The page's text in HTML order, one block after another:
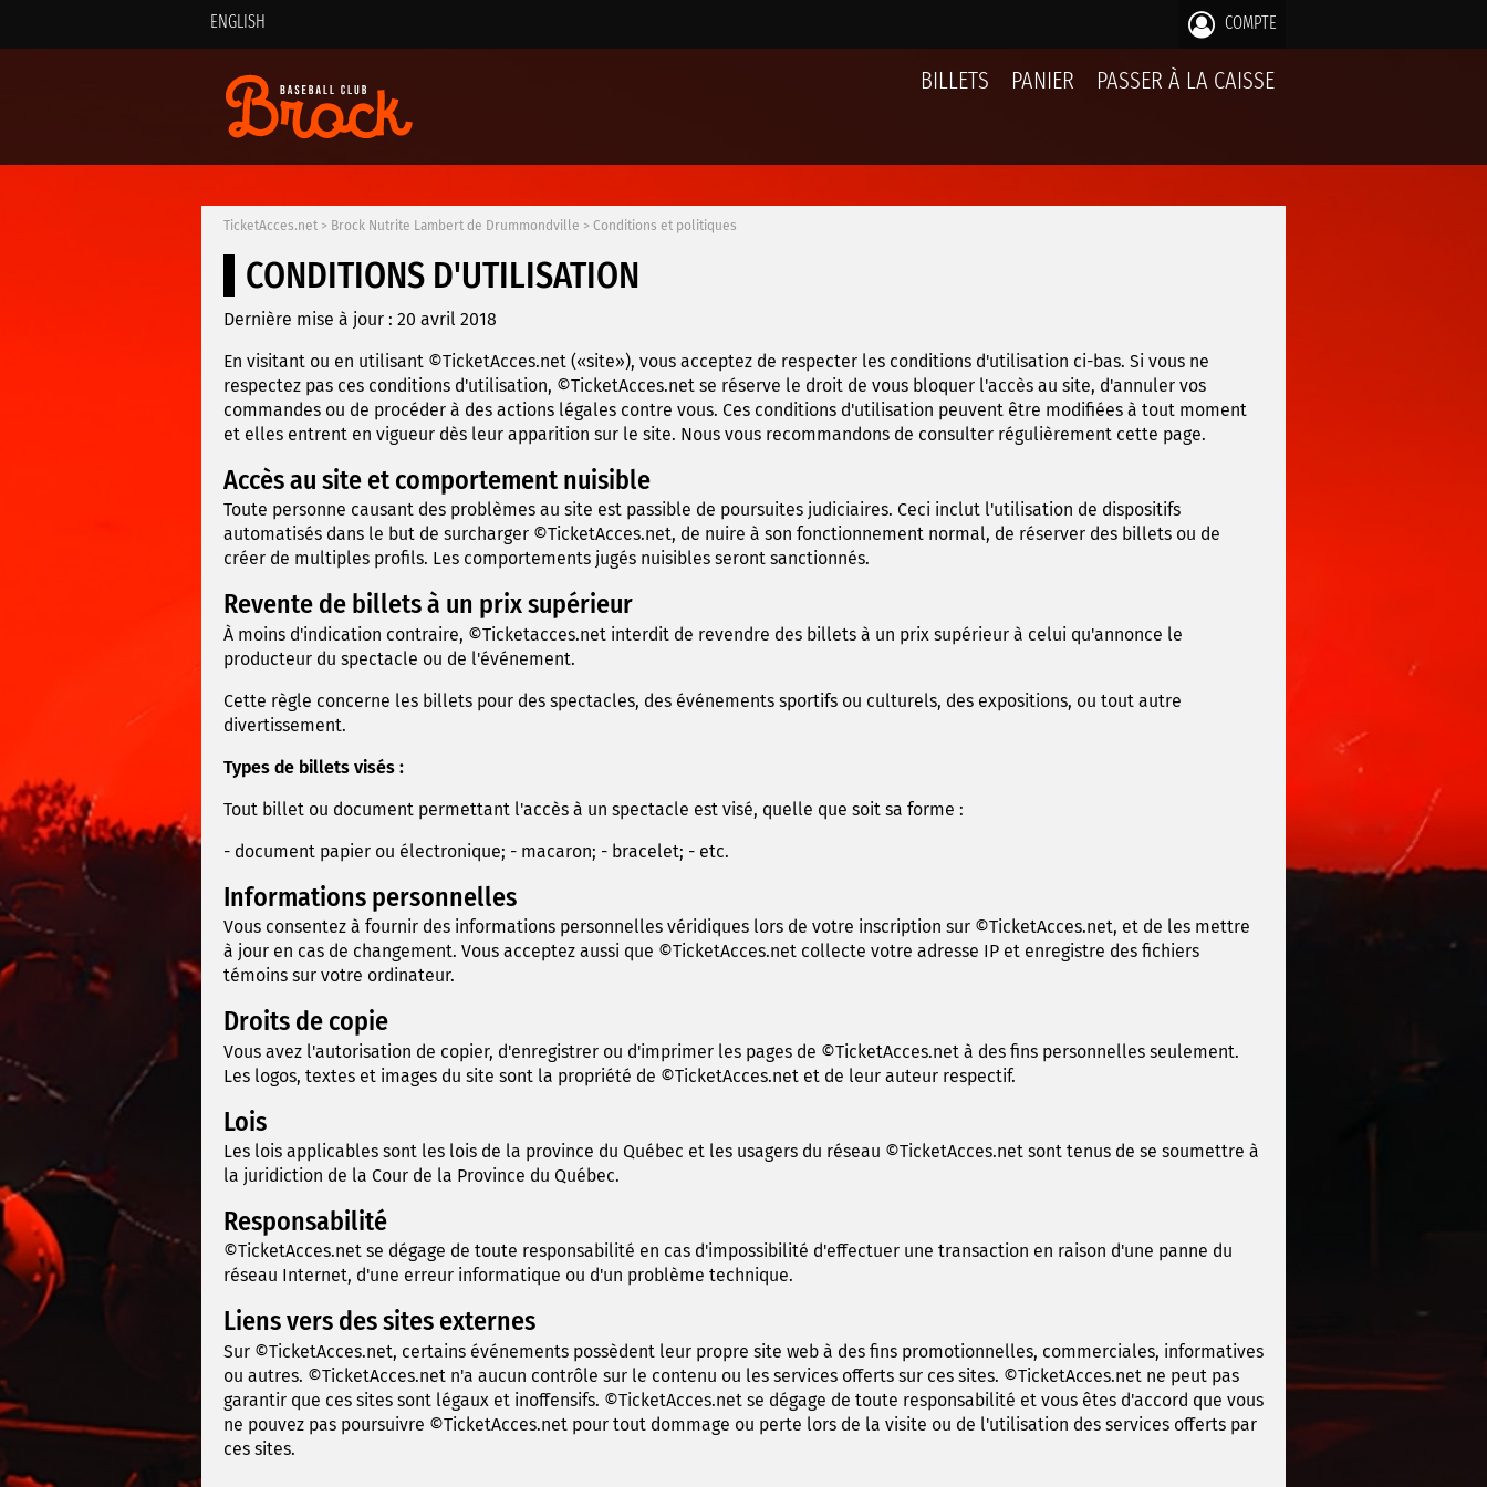
ENGLISH COMPTE
BILLETS PANIER PASSER À LA CAISSE
TicketAcces.net > Brock Nutrite Lambert de Drummondville > Conditions et politiques
CONDITIONS D'UTILISATION
Dernière mise à jour : 20 avril 2018
En visitant ou en utilisant ©TicketAcces.net («site»), vous acceptez de respecter les conditions d'utilisation ci-bas. Si vous ne
respectez pas ces conditions d'utilisation, ©TicketAcces.net se réserve le droit de vous bloquer l'accès au site, d'annuler vos
commandes ou de procéder à des actions légales contre vous. Ces conditions d'utilisation peuvent être modifiées à tout moment
et elles entrent en vigueur dès leur apparition sur le site. Nous vous recommandons de consulter régulièrement cette page.
Accès au site et comportement nuisible
Toute personne causant des problèmes au site est passible de poursuites judiciaires. Ceci inclut l'utilisation de dispositifs
automatisés dans le but de surcharger ©TicketAcces.net, de nuire à son fonctionnement normal, de réserver des billets ou de
créer de multiples profils. Les comportements jugés nuisibles seront sanctionnés.
Revente de billets à un prix supérieur
À moins d'indication contraire, ©Ticketacces.net interdit de revendre des billets à un prix supérieur à celui qu'annonce le
producteur du spectacle ou de l'événement.
Cette règle concerne les billets pour des spectacles, des événements sportifs ou culturels, des expositions, ou tout autre
divertissement.
Types de billets visés :
Tout billet ou document permettant l'accès à un spectacle est visé, quelle que soit sa forme :
- document papier ou électronique; - macaron; - bracelet; - etc.
Informations personnelles
Vous consentez à fournir des informations personnelles véridiques lors de votre inscription sur ©TicketAcces.net, et de les mettre
à jour en cas de changement. Vous acceptez aussi que ©TicketAcces.net collecte votre adresse IP et enregistre des fichiers
témoins sur votre ordinateur.
Droits de copie
Vous avez l'autorisation de copier, d'enregistrer ou d'imprimer les pages de ©TicketAcces.net à des fins personnelles seulement.
Les logos, textes et images du site sont la propriété de ©TicketAcces.net et de leur auteur respectif.
Lois
Les lois applicables sont les lois de la province du Québec et les usagers du réseau ©TicketAcces.net sont tenus de se soumettre à
la juridiction de la Cour de la Province du Québec.
Responsabilité
©TicketAcces.net se dégage de toute responsabilité en cas d'impossibilité d'effectuer une transaction en raison d'une panne du
réseau Internet, d'une erreur informatique ou d'un problème technique.
Liens vers des sites externes
Sur ©TicketAcces.net, certains événements possèdent leur propre site web à des fins promotionnelles, commerciales, informatives
ou autres. ©TicketAcces.net n'a aucun contrôle sur le contenu ou les services offerts sur ces sites. ©TicketAcces.net ne peut pas
garantir que ces sites sont légaux et inoffensifs. ©TicketAcces.net se dégage de toute responsabilité et vous êtes d'accord que vous
ne pouvez pas poursuivre ©TicketAcces.net pour tout dommage ou perte lors de la visite ou de l'utilisation des services offerts par
ces sites.